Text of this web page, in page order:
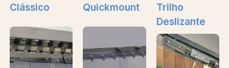
Clássico
Quickmount
Trilho
Deslizante